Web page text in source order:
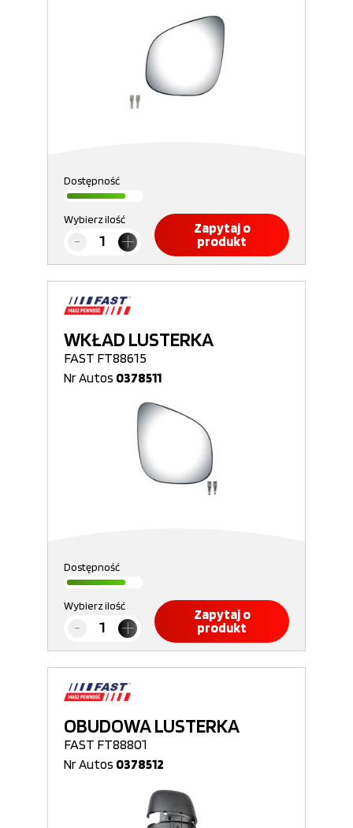
Dostępność
Wybierz ilość
Zapytaj o
produkt
WKŁAD LUSTERKA
FAST FT88615
Nr Autos 0378511
Dostępność
Wybierz ilość
Zapytaj o
produkt
OBUDOWA LUSTERKA
FAST FT88801
Nr Autos 0378512